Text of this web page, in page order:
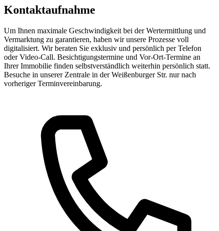
Kontaktaufnahme
Um Ihnen maximale Geschwindigkeit bei der Wertermittlung und
Vermarktung zu garantieren, haben wir unsere Prozesse voll
digitalisiert. Wir beraten Sie exklusiv und persönlich per Telefon
oder Video-Call. Besichtigungstermine und Vor-Ort-Termine an
Ihrer Immobilie finden selbstverständlich weiterhin persönlich statt.
Besuche in unserer Zentrale in der Weißenburger Str. nur nach
vorheriger Terminvereinbarung.